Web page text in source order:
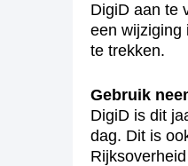
DigiD aan te
een wijziging
te trekken.
Gebruik
DigiD is dit
dag. Dit is